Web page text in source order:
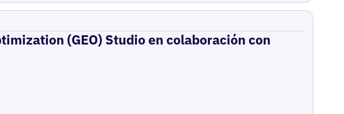
(GEO) Studio en colaboración con